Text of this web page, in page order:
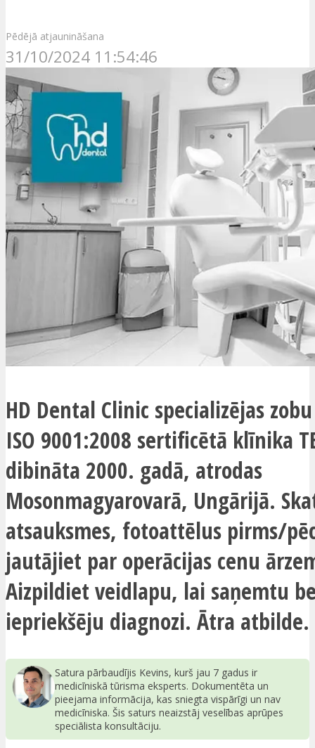
Pēdējā atjaunināšana
31/10/2024 11:54:46
HD Dental Clinic specializējas
ISO 9001:2008 sertificētā klīnika
dibināta 2000. gadā, atrodas
Mosonmagyarovarā, Ungārijā.
atsauksmes, fotoattēlus pirms/
jautājiet par operācijas cenu
Aizpildiet veidlapu, lai saņemtu
iepriekšēju diagnozi. Ātra atbilde.
Satura pārbaudījis Kevins, kurš jau 7 gadus ir
medicīniskā tūrisma eksperts. Dokumentēta un
pieejama informācija, kas sniegta vispārīgi un nav
medicīniska. Šis saturs neaizstāj veselības aprūpes
speciālista konsultāciju.